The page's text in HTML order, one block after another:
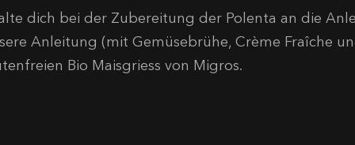
dich bei der Zubereitung der Polenta an die
Anleitung (mit Gemüsebrühe, Crème Fraîche
Bio Maisgriess von Migros.